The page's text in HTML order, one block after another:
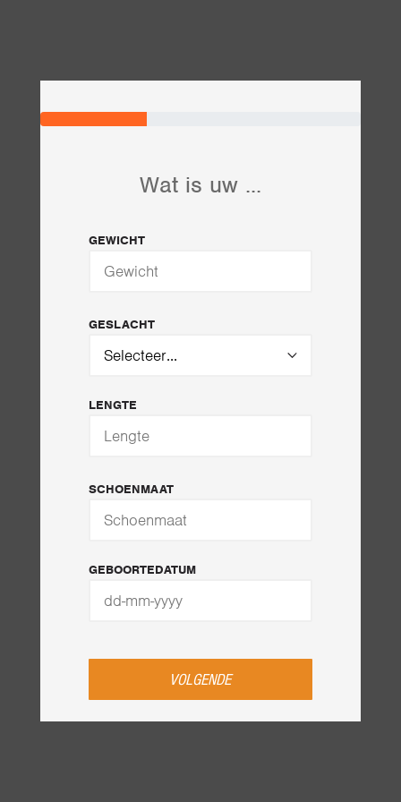
Wat is uw ...
GEWICHT
GESLACHT
LENGTE
SCHOENMAAT
GEBOORTEDATUM
VOLGENDE